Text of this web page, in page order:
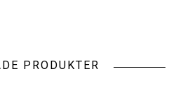
PRODUKTER